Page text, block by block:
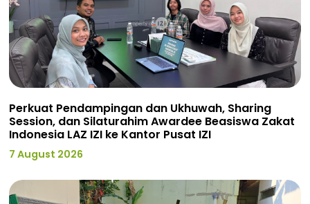
Perkuat Pendampingan dan Ukhuwah, Sharing
Session, dan Silaturahim Awardee Beasiswa Zakat
Indonesia LAZ IZI ke Kantor Pusat IZI
7 August 2026